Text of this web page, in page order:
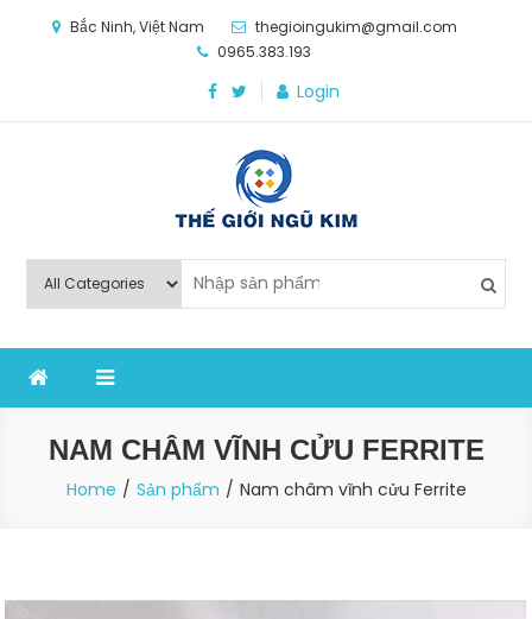
Bắc Ninh, Việt Nam
thegioingukim@gmail.com
0965.383.193
Login
Thế Giới Ngũ Kim
nghiệp sản xuất
NAM CHÂM VĨNH CỬU FERRITE
Home Sản phẩm Nam châm vĩnh cửu Ferrite